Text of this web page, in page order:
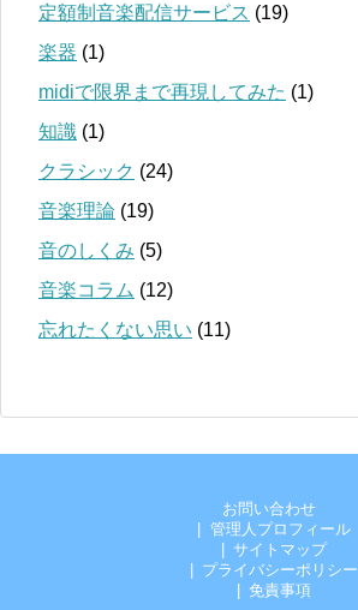
定額制音楽配信サービス (19)
楽器 (1)
midiで限界まで再現してみた (1)
知識 (1)
クラシック (24)
音楽理論 (19)
音のしくみ (5)
音楽コラム (12)
忘れたくない思い (11)
お問い合わせ
管理人プロフィール
サイトマップ
プライバシーポリシー
免責事項